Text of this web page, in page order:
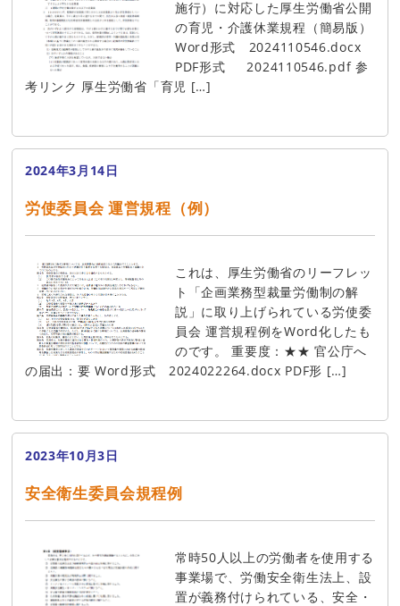
施行）に対応した厚生労働省公開
の育児・介護休業規程（簡易版）
Word形式 2024110546.docx
PDF形式 2024110546.pdf 参
考リンク 厚生労働省「育児 […]
2024年3月14日
労使委員会 運営規程（例）
これは、厚生労働省のリーフレッ
ト「企画業務型裁量労働制の解
説」に取り上げられている労使委
員会 運営規程例をWord化したも
のです。 重要度：★★ 官公庁へ
の届出：要 Word形式 2024022264.docx PDF形 […]
2023年10月3日
安全衛生委員会規程例
常時50人以上の労働者を使用する
事業場で、労働安全衛生法上、設
置が義務付けられている、安全・